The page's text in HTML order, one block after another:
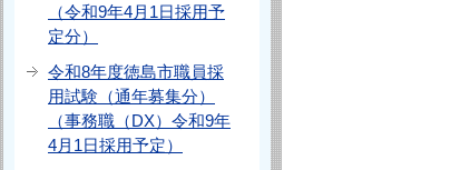
（令和9年4月1日採用予
定分）
令和8年度徳島市職員採
用試験（通年募集分）
（事務職（DX）令和9年
4月1日採用予定）